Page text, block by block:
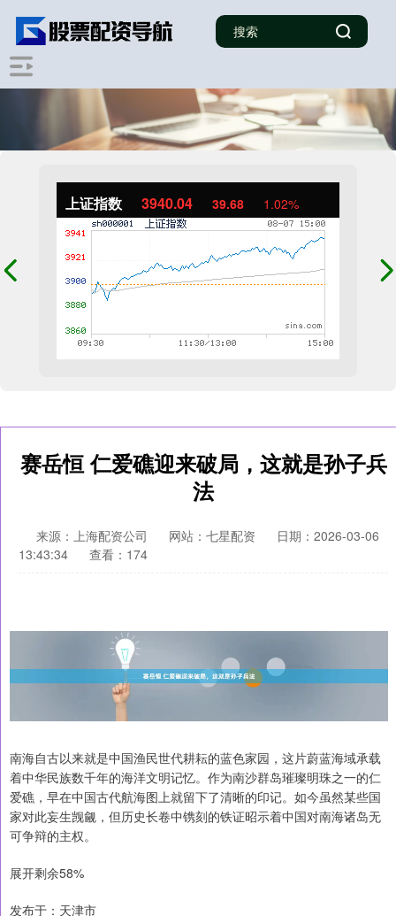
上证指数 3940.04 39.68 1.02%
赛岳恒 仁爱礁迎来破局，这就是孙子兵
法
来源：上海配资公司 网站：七星配资
日期：2026-03-06
13:43:34
查看：174
南海自古以来就是中国渔民世代耕耘的蓝色家园，这片蔚蓝海域承载
着中华民族数千年的海洋文明记忆。作为南沙群岛璀璨明珠之一的仁
爱礁，早在中国古代航海图上就留下了清晰的印记。如今虽然某些国
家对此妄生觊觎，但历史长卷中镌刻的铁证昭示着中国对南海诸岛无
可争辩的主权。
展开剩余58%
发布于：天津市